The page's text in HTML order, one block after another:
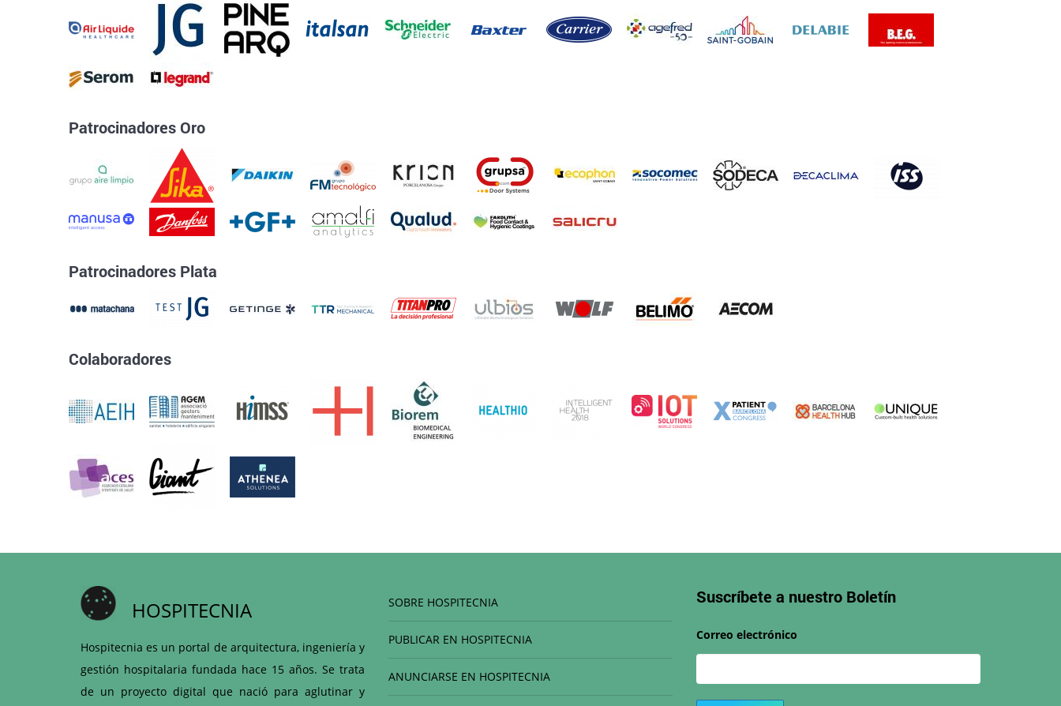
Patrocinadores Oro
Patrocinadores Plata
Colaboradores
HOSPITECNIA
Hospitecnia es un portal de arquitectura, ingeniería y
gestión hospitalaria fundada hace 15 años. Se trata
de un proyecto digital que nació para aglutinar y
SOBRE HOSPITECNIA
PUBLICAR EN HOSPITECNIA
ANUNCIARSE EN HOSPITECNIA
Suscríbete a nuestro Boletín
Correo electrónico